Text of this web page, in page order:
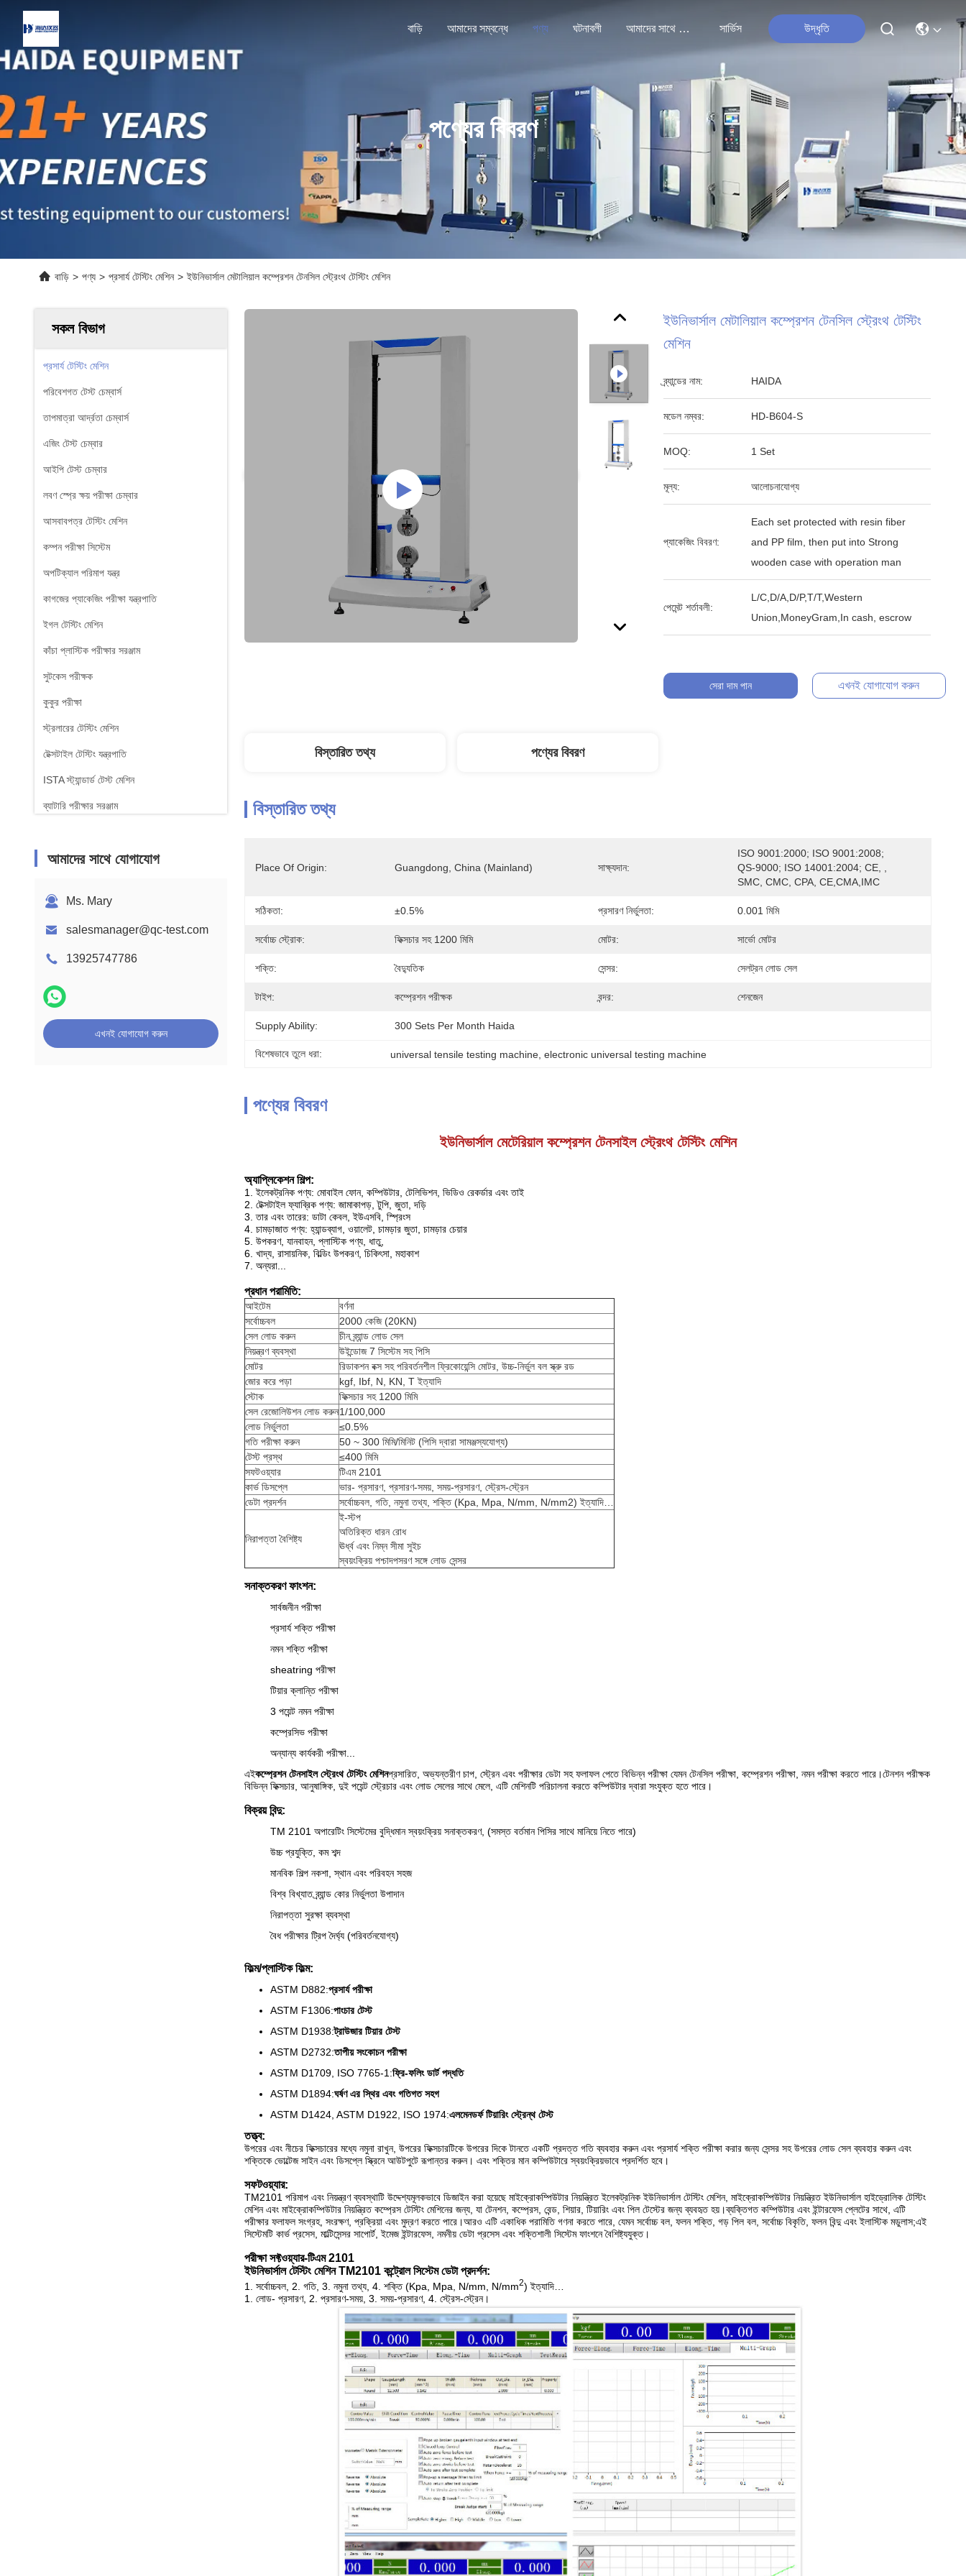
বাড়ি আমাদের সম্বন্ধে পণ্য ঘটনাবলী আমাদের সাথে যোগাযোগ সার্ভিস উদ্ধৃতি
পণ্যের বিবরণ
বাড়ি > পণ্য > প্রসার্য টেস্টিং মেশিন > ইউনিভার্সাল মেটালিয়াল কম্প্রেশন টেনসিল স্ট্রেংথ টেস্টিং মেশিন
সকল বিভাগ
প্রসার্য টেস্টিং মেশিন
পরিবেশগত টেস্ট চেম্বার্স
তাপমাত্রা আর্দ্রতা চেম্বার্স
এজিং টেস্ট চেম্বার
আইপি টেস্ট চেম্বার
লবণ স্প্রে ক্ষয় পরীক্ষা চেম্বার
আসবাবপত্র টেস্টিং মেশিন
কম্পন পরীক্ষা সিস্টেম
অপটিক্যাল পরিমাপ যন্ত্র
কাগজের প্যাকেজিং পরীক্ষা যন্ত্রপাতি
ইগল টেস্টিং মেশিন
কাঁচা প্লাস্টিক পরীক্ষার সরঞ্জাম
সুটকেস পরীক্ষক
কুকুর পরীক্ষা
স্ট্রলারের টেস্টিং মেশিন
টেক্সটাইল টেস্টিং যন্ত্রপাতি
ISTA স্ট্যান্ডার্ড টেস্ট মেশিন
ব্যাটারি পরীক্ষার সরঞ্জাম
জ্বলনযোগ্যতা পরীক্ষার সরঞ্জাম
আমাদের সাথে যোগাযোগ
Ms. Mary
salesmanager@qc-test.com
13925747786
এখনই যোগাযোগ করুন
ইউনিভার্সাল মেটালিয়াল কম্প্রেশন টেনসিল স্ট্রেংথ টেস্টিং
মেশিন
ব্র্যান্ডের নাম: HAIDA
মডেল নম্বর: HD-B604-S
MOQ: 1 Set
মূল্য: আলোচনাযোগ্য
প্যাকেজিং বিবরণ:
Each set protected with resin fiber
and PP film, then put into Strong
wooden case with operation man
পেমেন্ট শর্তাবলী:
L/C,D/A,D/P,T/T,Western
Union,MoneyGram,In cash, escrow
সেরা দাম পান এখনই যোগাযোগ করুন
বিস্তারিত তথ্য পণ্যের বিবরণ
বিস্তারিত তথ্য
Place Of Origin: Guangdong, China (Mainland) সাক্ষ্যদান:
ISO 9001:2000; ISO 9001:2008;
QS-9000; ISO 14001:2004; CE, ,
SMC, CMC, CPA, CE,CMA,IMC
সঠিকতা: ±0.5% প্রসারণ নির্ভুলতা: 0.001 মিমি
সর্বোচ্চ স্ট্রোক: ফিক্সচার সহ 1200 মিমি মোটর: সার্ভো মোটর
শক্তি: বৈদ্যুতিক সেন্সর: সেলট্রন লোড সেল
টাইপ: কম্প্রেশন পরীক্ষক বন্দর: শেনজেন
Supply Ability: 300 Sets Per Month Haida
বিশেষভাবে তুলে ধরা: universal tensile testing machine , electronic universal testing machine
পণ্যের বিবরণ
ইউনিভার্সাল মেটেরিয়াল কম্প্রেশন টেনসাইল স্ট্রেংথ টেস্টিং মেশিন
অ্যাপ্লিকেশন শিল্প:
1. ইলেকট্রনিক পণ্য: মোবাইল ফোন, কম্পিউটার, টেলিভিশন, ভিডিও রেকর্ডার এবং তাই
2. টেক্সটাইল ফ্যাব্রিক পণ্য: জামাকাপড়, টুপি, জুতা, দড়ি
3. তার এবং তারের: ডাটা কেবল, ইউএসবি, স্প্রিংস
4. চামড়াজাত পণ্য: হ্যান্ডব্যাগ, ওয়ালেট, চামড়ার জুতা, চামড়ার চেয়ার
5. উপকরণ, যানবাহন, প্লাস্টিক পণ্য, ধাতু,
6. খাদ্য, রাসায়নিক, বিল্ডিং উপকরণ, চিকিৎসা, মহাকাশ
7. অন্যরা...
প্রধান পরামিতি:
আইটেম
বর্ণনা
সর্বোচ্চবল
2000 কেজি (20KN)
সেল লোড করুন
চীন ব্র্যান্ড লোড সেল
নিয়ন্ত্রণ ব্যবস্থা
উইন্ডোজ 7 সিস্টেম সহ পিসি
মোটর
রিডাকশন বক্স সহ পরিবর্তনশীল ফ্রিকোয়েন্সি মোটর, উচ্চ-নির্ভুল বল স্ক্রু রড
জোর করে পড়া
kgf, Ibf, N, KN, T ইত্যাদি
স্টোক
ফিক্সচার সহ 1200 মিমি
সেল রেজোলিউশন লোড করুন1/100,000
লোড নির্ভুলতা
≤0.5%
গতি পরীক্ষা করুন
50 ~ 300 মিমি/মিনিট (পিসি দ্বারা সামঞ্জস্যযোগ্য)
টেস্ট প্রস্থ
≤400 মিমি
সফটওয়্যার
টিএম 2101
কার্ভ ডিসপ্লে
ভার- প্রসারণ, প্রসারণ-সময়, সময়-প্রসারণ, স্ট্রেস-স্ট্রেন
ডেটা প্রদর্শন
সর্বোচ্চবল, গতি, নমুনা তথ্য, শক্তি (Kpa, Mpa, N/mm, N/mm2) ইত্যাদি…
নিরাপত্তা বৈশিষ্ট্য
ই-স্টপ
অতিরিক্ত ধারন রোধ
ঊর্ধ্ব এবং নিম্ন সীমা সুইচ
স্বয়ংক্রিয় পশ্চাদপসরণ সঙ্গে লোড সেন্সর
সনাক্তকরণ ফাংশন:
সার্বজনীন পরীক্ষা
প্রসার্য শক্তি পরীক্ষা
নমন শক্তি পরীক্ষা
sheatring পরীক্ষা
টিয়ার ক্লান্তি পরীক্ষা
3 পয়েন্ট নমন পরীক্ষা
কম্প্রেসিভ পরীক্ষা
অন্যান্য কার্যকরী পরীক্ষা...
এইকম্প্রেশন টেনসাইল স্ট্রেংথ টেস্টিং মেশিনপ্রসারিত, অভ্যন্তরীণ চাপ, স্ট্রেন এবং পরীক্ষার ডেটা সহ ফলাফল পেতে বিভিন্ন পরীক্ষা যেমন টেনসিল পরীক্ষা, কম্প্রেশন পরীক্ষা, নমন পরীক্ষা করতে পারে।টেনশন পরীক্ষক
বিভিন্ন ফিক্সচার, আনুষাঙ্গিক, দুই পয়েন্ট স্ট্রেচার এবং লোড সেলের সাথে মেলে, এটি মেশিনটি পরিচালনা করতে কম্পিউটার দ্বারা সংযুক্ত হতে পারে।
বিক্রয় বিন্দু:
TM 2101 অপারেটিং সিস্টেমের বুদ্ধিমান স্বয়ংক্রিয় সনাক্তকরণ, (সমস্ত বর্তমান পিসির সাথে মানিয়ে নিতে পারে)
উচ্চ প্রযুক্তি, কম শব্দ
মানবিক শিল্প নকশা, স্থান এবং পরিবহন সহজ
বিশ্ব বিখ্যাত ব্র্যান্ড কোর নির্ভুলতা উপাদান
নিরাপত্তা সুরক্ষা ব্যবস্থা
বৈধ পরীক্ষার ট্রিপ দৈর্ঘ্য (পরিবর্তনযোগ্য)
ফিল্ম/প্লাস্টিক ফিল্ম:
ASTM D882:প্রসার্য পরীক্ষা
ASTM F1306:পাংচার টেস্ট
ASTM D1938:ট্রাউজার টিয়ার টেস্ট
ASTM D2732:তাপীয় সংকোচন পরীক্ষা
ASTM D1709, ISO 7765-1:ফ্রি-ফলিং ডার্ট পদ্ধতি
ASTM D1894:ঘর্ষণ এর স্থির এবং গতিগত সহগ
ASTM D1424, ASTM D1922, ISO 1974:এলমেনডর্ফ টিয়ারিং স্ট্রেন্থ টেস্ট
তত্ত্ব:
উপরের এবং নীচের ফিক্সচারের মধ্যে নমুনা রাখুন, উপরের ফিক্সচারটিকে উপরের দিকে টানতে একটি প্রদত্ত গতি ব্যবহার করুন এবং প্রসার্য শক্তি পরীক্ষা করার জন্য সেন্সর সহ উপরের লোড সেল ব্যবহার করুন এবং
শক্তিকে ভোল্টেজ সাইন এবং ডিসপ্লে স্ক্রিনে আউটপুটে রূপান্তর করুন। এবং শক্তির মান কম্পিউটারে স্বয়ংক্রিয়ভাবে প্রদর্শিত হবে।
সফটওয়্যার:
TM2101 পরিমাপ এবং নিয়ন্ত্রণ ব্যবস্থাটি উদ্দেশ্যমূলকভাবে ডিজাইন করা হয়েছে মাইক্রোকম্পিউটার নিয়ন্ত্রিত ইলেকট্রনিক ইউনিভার্সাল টেস্টিং মেশিন, মাইক্রোকম্পিউটার নিয়ন্ত্রিত ইউনিভার্সাল হাইড্রোলিক টেস্টিং
মেশিন এবং মাইক্রোকম্পিউটার নিয়ন্ত্রিত কম্প্রেস টেস্টিং মেশিনের জন্য, যা টেনশন, কম্প্রেস, বেন্ড, শিয়ার, টিয়ারিং এবং পিল টেস্টের জন্য ব্যবহৃত হয়।ব্যক্তিগত কম্পিউটার এবং ইন্টারফেস প্লেটের সাথে, এটি
পরীক্ষার ফলাফল সংগ্রহ, সংরক্ষণ, প্রক্রিয়া এবং মুদ্রণ করতে পারে।আরও এটি একাধিক পরামিতি গণনা করতে পারে, যেমন সর্বোচ্চ বল, ফলন শক্তি, গড় পিল বল, সর্বোচ্চ বিকৃতি, ফলন বিন্দু এবং ইলাস্টিক মডুলাস;এই
সিস্টেমটি কার্ভ প্রসেস, মাল্টিসেন্সর সাপোর্ট, ইমেজ ইন্টারফেস, নমনীয় ডেটা প্রসেস এবং শক্তিশালী সিস্টেম ফাংশনে বৈশিষ্ট্যযুক্ত।
পরীক্ষা সফ্টওয়্যার-টিএম 2101
ইউনিভার্সাল টেস্টিং মেশিন TM2101 কন্ট্রোল সিস্টেম ডেটা প্রদর্শন:
1. সর্বোচ্চবল, 2. গতি, 3. নমুনা তথ্য, 4. শক্তি (Kpa, Mpa, N/mm, N/mm2) ইত্যাদি…
1. লোড- প্রসারণ, 2. প্রসারণ-সময়, 3. সময়-প্রসারণ, 4. স্ট্রেস-স্ট্রেন।